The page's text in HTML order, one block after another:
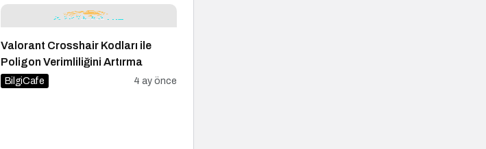
Valorant Crosshair Kodları ile
Poligon Verimliliğini Artırma
BilgiCafe 4 ay önce